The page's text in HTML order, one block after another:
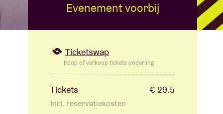
Evenement voorbij
Ticketswap
Koop of verkoop tickets onderling
Tickets € 29.5
Incl. reservatiekosten